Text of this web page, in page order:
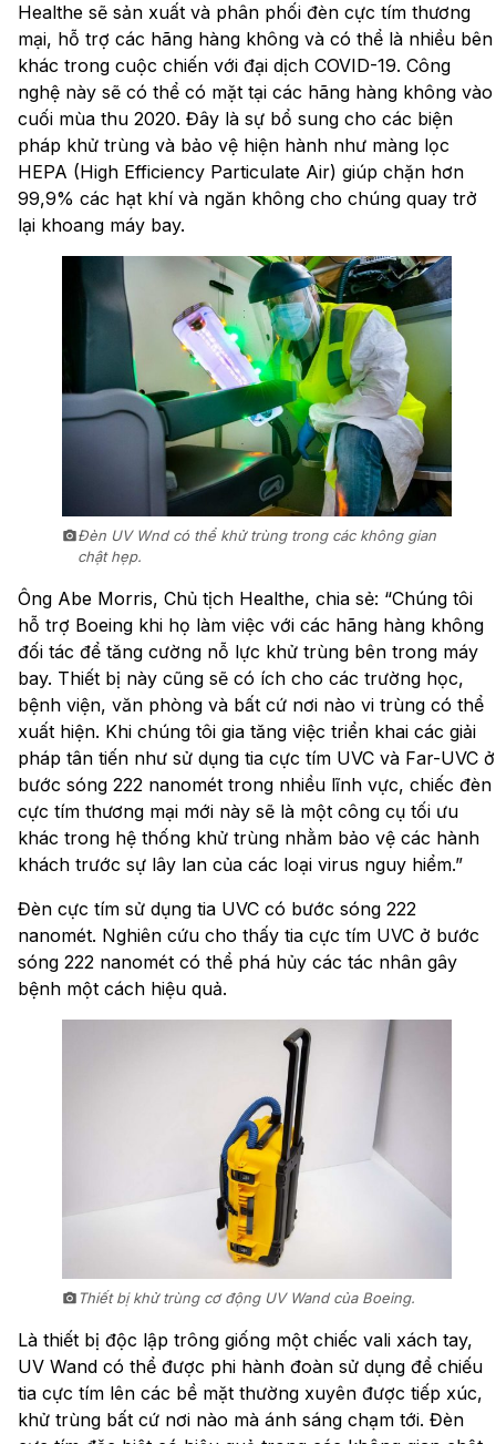
Healthe sẽ sản xuất và phân phối đèn cực tím thương
mại, hỗ trợ các hãng hàng không và có thể là nhiều bên
khác trong cuộc chiến với đại dịch COVID-19. Công
nghệ này sẽ có thể có mặt tại các hãng hàng không vào
cuối mùa thu 2020. Đây là sự bổ sung cho các biện
pháp khử trùng và bảo vệ hiện hành như màng lọc
HEPA (High Efficiency Particulate Air) giúp chặn hơn
99,9% các hạt khí và ngăn không cho chúng quay trở
lại khoang máy bay.
Đèn UV Wnd có thể khử trùng trong các không gian
chật hẹp.
Ông Abe Morris, Chủ tịch Healthe, chia sẻ: “Chúng tôi
hỗ trợ Boeing khi họ làm việc với các hãng hàng không
đối tác để tăng cường nỗ lực khử trùng bên trong máy
bay. Thiết bị này cũng sẽ có ích cho các trường học,
bệnh viện, văn phòng và bất cứ nơi nào vi trùng có thể
xuất hiện. Khi chúng tôi gia tăng việc triển khai các giải
pháp tân tiến như sử dụng tia cực tím UVC và Far-UVC ở
bước sóng 222 nanomét trong nhiều lĩnh vực, chiếc đèn
cực tím thương mại mới này sẽ là một công cụ tối ưu
khác trong hệ thống khử trùng nhằm bảo vệ các hành
khách trước sự lây lan của các loại virus nguy hiểm.”
Đèn cực tím sử dụng tia UVC có bước sóng 222
nanomét. Nghiên cứu cho thấy tia cực tím UVC ở bước
sóng 222 nanomét có thể phá hủy các tác nhân gây
bệnh một cách hiệu quả.
Thiết bị khử trùng cơ động UV Wand của Boeing.
Là thiết bị độc lập trông giống một chiếc vali xách tay,
UV Wand có thể được phi hành đoàn sử dụng để chiếu
tia cực tím lên các bề mặt thường xuyên được tiếp xúc,
khử trùng bất cứ nơi nào mà ánh sáng chạm tới. Đèn